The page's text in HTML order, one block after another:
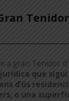
a gran Tenidor
que
d’ús
o una